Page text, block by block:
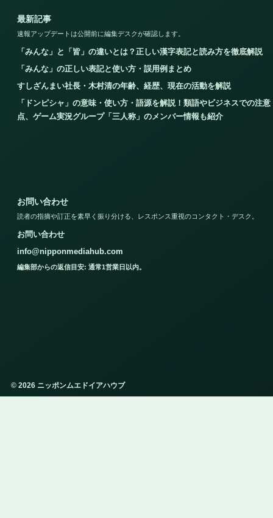
最新記事
速報アップデートは公開前に編集デスクが確認します。
「みんな」と「皆」の違いとは？正しい漢字表記と読み方を徹底解説
「みんな」の正しい表記と使い方・誤用例まとめ
すしざんまい社長・木村清の年齢、経歴、現在の活動を解説
「ドンピシャ」の意味・使い方・語源を解説！類語やビジネスでの注意
点、ゲーム実況グループ「三人称」のメンバー情報も紹介
お問い合わせ
読者の指摘や訂正を素早く振り分ける、レスポンス重視のコンタクト・デスク。
お問い合わせ
info@nipponmediahub.com
編集部からの返信目安: 通常1営業日以内。
© 2026 ニッポンムエドイアハウブ